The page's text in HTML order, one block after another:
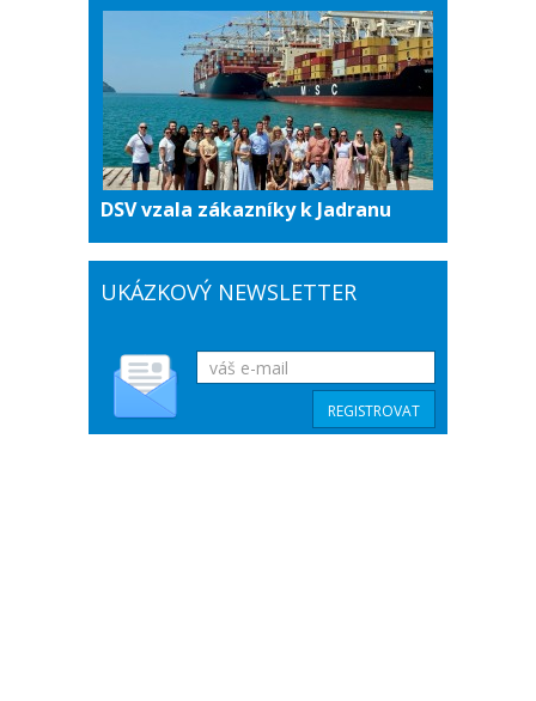
DSV vzala zákazníky k Jadranu
UKÁZKOVÝ NEWSLETTER